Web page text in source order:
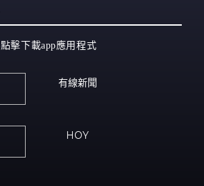
點擊下載app應用程式
有線新聞
HOY